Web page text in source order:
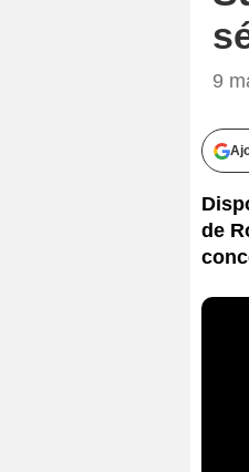
9
de